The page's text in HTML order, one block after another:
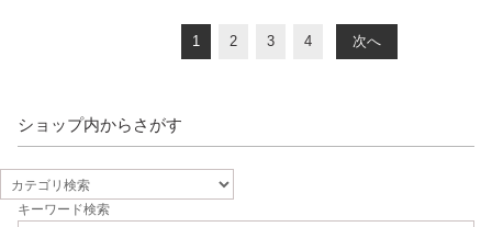
1 2 3 4 次へ
ショップ内からさがす
キーワード検索